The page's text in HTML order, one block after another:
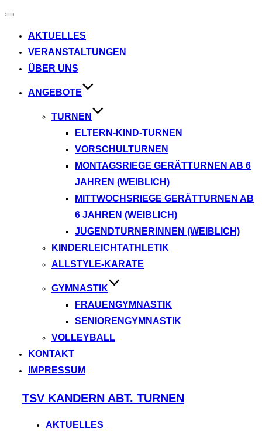
Navigation
AKTUELLES
VERANSTALTUNGEN
ÜBER UNS
ANGEBOTE
TURNEN
ELTERN-KIND-TURNEN
VORSCHULTURNEN
MONTAGSRIEGE GERÄTTURNEN AB 6
JAHREN (WEIBLICH)
MITTWOCHSRIEGE GERÄTTURNEN AB
6 JAHREN (WEIBLICH)
JUGENDTURNERINNEN (WEIBLICH)
KINDERLEICHTATHLETIK
ALLSTYLE-KARATE
GYMNASTIK
FRAUENGYMNASTIK
SENIORENGYMNASTIK
VOLLEYBALL
KONTAKT
IMPRESSUM
TSV KANDERN ABT. TURNEN
AKTUELLES